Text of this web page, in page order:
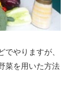
やりますが、
菜を用いた方法